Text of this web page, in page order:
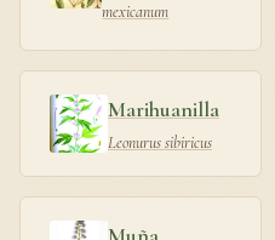
mexicanum
Marihuanilla
Leonurus sibiricus